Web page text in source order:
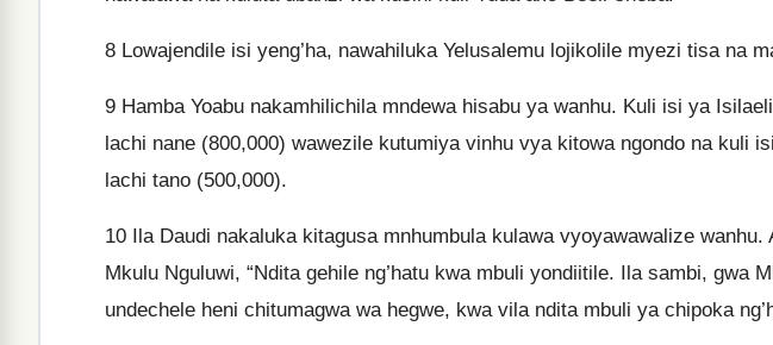
8 Lowajendile isi yeng’ha, nawahiluka Yelusalemu lojikolile myezi tisa na
9 Hamba Yoabu nakamhilichila mndewa hisabu ya wanhu. Kuli isi ya
lachi nane (800,000) wawezile kutumiya vinhu vya kitowa ngondo na kuli
lachi tano (500,000).
10 Ila Daudi nakaluka kitagusa mnhumbula kulawa vyoyawawalize wanhu.
Mkulu Nguluwi, “Ndita gehile ng’hatu kwa mbuli yondiitile. Ila sambi, gwa
undechele heni chitumagwa wa hegwe, kwa vila ndita mbuli ya chipoka